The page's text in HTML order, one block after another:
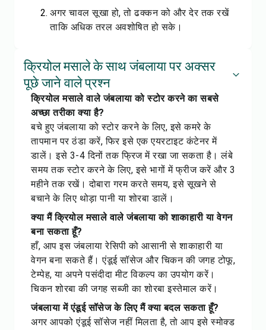
अगर चावल सूखा हो, तो ढक्कन को और देर तक रखें
ताकि अधिक तरल अवशोषित हो सके।
क्रियोल मसाले के साथ जंबलाया पर अक्सर
पूछे जाने वाले प्रश्न
क्रियोल मसाले वाले जंबलाया को स्टोर करने का सबसे
अच्छा तरीका क्या है?
बचे हुए जंबलाया को स्टोर करने के लिए, इसे कमरे के
तापमान पर ठंडा करें, फिर इसे एक एयरटाइट कंटेनर में
डालें। इसे 3-4 दिनों तक फ्रिज में रखा जा सकता है। लंबे
समय तक स्टोर करने के लिए, इसे भागों में फ्रीज करें और 3
महीने तक रखें। दोबारा गरम करते समय, इसे सूखने से
बचाने के लिए थोड़ा पानी या शोरबा डालें।
क्या मैं क्रियोल मसाले वाले जंबलाया को शाकाहारी या वेगन
बना सकता हूँ?
हाँ, आप इस जंबलाया रेसिपी को आसानी से शाकाहारी या
वेगन बना सकते हैं। एंडूई सॉसेज और चिकन की जगह टोफू,
टेम्पेह, या अपने पसंदीदा मीट विकल्प का उपयोग करें।
चिकन शोरबा की जगह सब्जी का शोरबा इस्तेमाल करें।
जंबलाया में एंडूई सॉसेज के लिए मैं क्या बदल सकता हूँ?
अगर आपको एंडूई सॉसेज नहीं मिलता है, तो आप इसे स्मोक्ड